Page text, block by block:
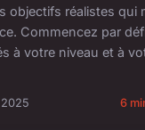
objectifs réalistes qui
Commencez par
à votre niveau et à
6